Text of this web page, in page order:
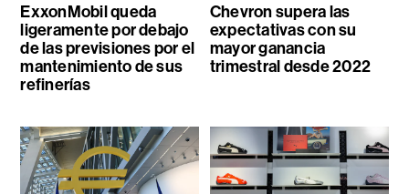
ExxonMobil queda
ligeramente por debajo
de las previsiones por el
mantenimiento de sus
refinerías
Chevron supera las
expectativas con su
mayor ganancia
trimestral desde 2022